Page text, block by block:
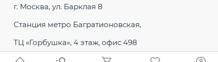
г. Москва, ул. Барклая 8
Станция метро Багратионовская,
ТЦ «Горбушка», 4 этаж, офис 498